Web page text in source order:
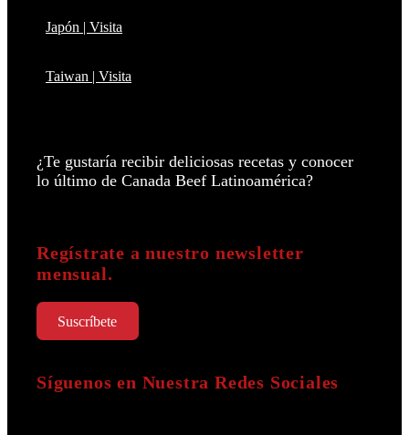
Japón | Visita
Taiwan | Visita
¿Te gustaría recibir deliciosas recetas y conocer
lo último de Canada Beef Latinoamérica?
Regístrate a nuestro newsletter
mensual.
Suscríbete
Síguenos en Nuestra Redes Sociales